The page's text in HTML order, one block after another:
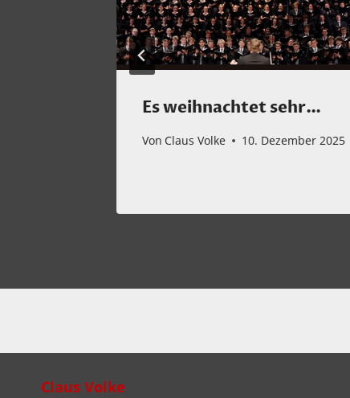
Es weihnachtet sehr…
Von Claus Volke 10. Dezember 2025
Claus Volke